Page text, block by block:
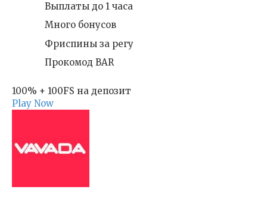
Выплаты до 1 часа
Много бонусов
Фриспины за регу
Прокомод BAR
100% + 100FS на депозит
Play Now